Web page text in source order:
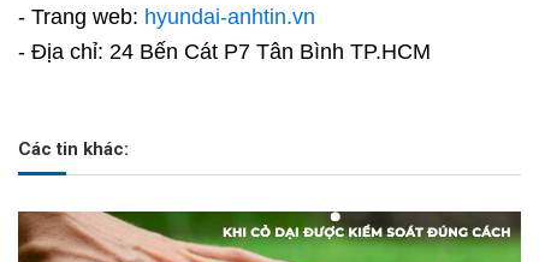
- Trang web: hyundai-anhtin.vn
- Địa chỉ: 24 Bến Cát P7 Tân Bình TP.HCM
Các tin khác: